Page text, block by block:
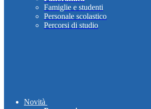
Famiglie e studenti
Personale scolastico
Percorsi di studio
Novità